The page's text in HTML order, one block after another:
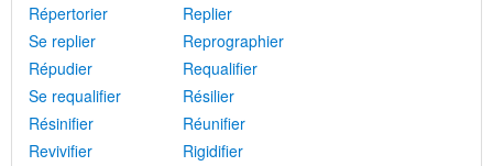
Répertorier
Replier
Se replier
Reprographier
Répudier
Requalifier
Se requalifier
Résilier
Résinifier
Réunifier
Revivifier
Rigidifier